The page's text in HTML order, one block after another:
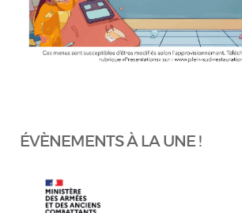
ÉVÈNEMENTS À LA UNE !